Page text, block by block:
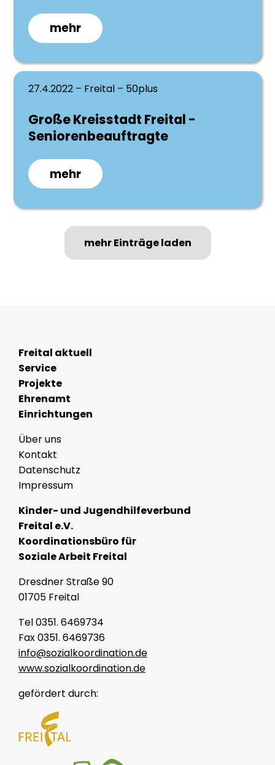
mehr
27.4.2022 – Freital – 50plus
Große Kreisstadt Freital -
Seniorenbeauftragte
mehr
mehr Einträge laden
Freital aktuell
Service
Projekte
Ehrenamt
Einrichtungen
Über uns
Kontakt
Datenschutz
Impressum
Kinder- und Jugendhilfeverbund
Freital e.V.
Koordinationsbüro für
Soziale Arbeit Freital
Dresdner Straße 90
01705 Freital
Tel 0351. 6469734
Fax 0351. 6469736
info@sozialkoordination.de
www.sozialkoordination.de
gefördert durch: